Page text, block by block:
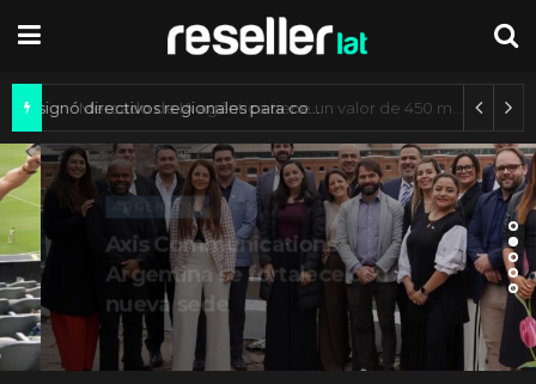
Getronics designó directivos regionales para consolidar su operación
ARGENTINA
Axis Communications
Argentina se fortalece con
nueva sede